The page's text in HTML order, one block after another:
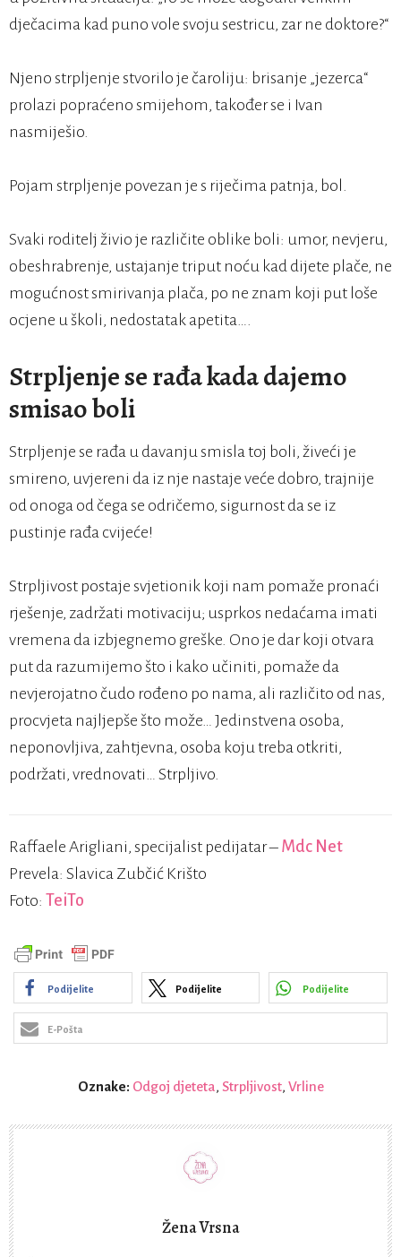
dječacima kad puno vole svoju sestricu, zar ne doktore?“
Njeno strpljenje stvorilo je čaroliju: brisanje „jezerca“
prolazi popraćeno smijehom, također se i Ivan
nasmiješio.
Pojam strpljenje povezan je s riječima patnja, bol.
Svaki roditelj živio je različite oblike boli: umor, nevjeru,
obeshrabrenje, ustajanje triput noću kad dijete plače, ne
mogućnost smirivanja plača, po ne znam koji put loše
ocjene u školi, nedostatak apetita….
Strpljenje se rađa kada dajemo
smisao boli
Strpljenje se rađa u davanju smisla toj boli, živeći je
smireno, uvjereni da iz nje nastaje veće dobro, trajnije
od onoga od čega se odričemo, sigurnost da se iz
pustinje rađa cvijeće!
Strpljivost postaje svjetionik koji nam pomaže pronaći
rješenje, zadržati motivaciju; usprkos nedaćama imati
vremena da izbjegnemo greške. Ono je dar koji otvara
put da razumijemo što i kako učiniti, pomaže da
nevjerojatno čudo rođeno po nama, ali različito od nas,
procvjeta najljepše što može… Jedinstvena osoba,
neponovljiva, zahtjevna, osoba koju treba otkriti,
podržati, vrednovati… Strpljivo.
Raffaele Arigliani, specijalist pedijatar – Mdc Net
Prevela: Slavica Zubčić Krišto
Foto: TeiTo
Podijelite Podijelite Podijelite
E-Pošta
Oznake: Odgoj djeteta, Strpljivost, Vrline
Žena Vrsna